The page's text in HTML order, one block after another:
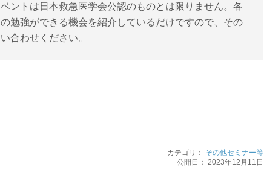
ントは日本救急医学会公認のものとは限りません。各
勉強ができる機会を紹介しているだけですので、その
合わせください。
カテゴリ： その他セミナー等
公開日： 2023年12月11日